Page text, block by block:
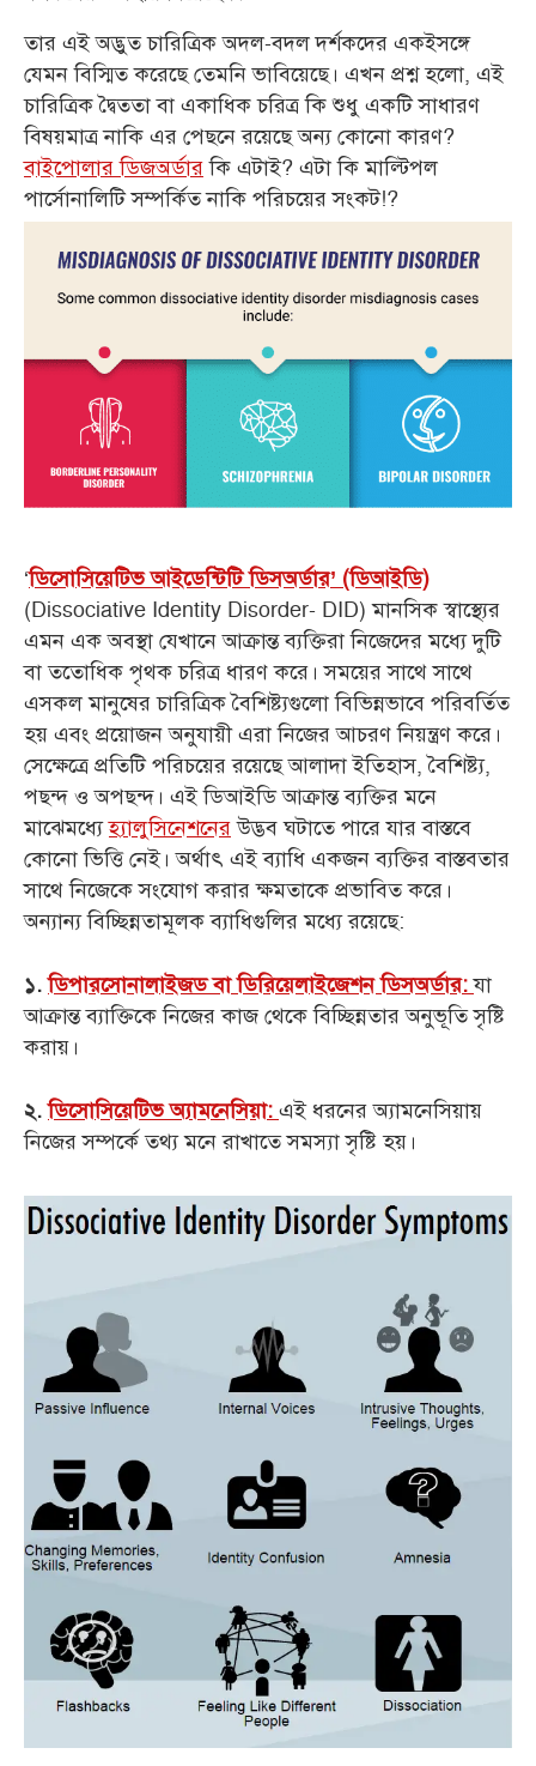
তার এই অদ্ভুত চারিত্রিক অদল-বদল দর্শকদের একইসঙ্গে
যেমন বিস্মিত করেছে তেমনি ভাবিয়েছে। এখন প্রশ্ন হলো, এই
চারিত্রিক দ্বৈততা বা একাধিক চরিত্র কি শুধু একটি সাধারণ
বিষয়মাত্র নাকি এর পেছনে রয়েছে অন্য কোনো কারণ?
বাইপোলার ডিজঅর্ডারকি এটাই? এটা কি মাল্টিপল
পার্সোনালিটি সম্পর্কিত নাকি পরিচয়ের সংকট!?
‘ডিসোসিয়েটিভ আইডেন্টিটি ডিসঅর্ডার’ (ডিআইডি)
(Dissociative Identity Disorder- DID) মানসিক স্বাস্থ্যের
এমন এক অবস্থা যেখানে আক্রান্ত ব্যক্তিরা নিজেদের মধ্যে দুটি
বা ততোধিক পৃথক চরিত্র ধারণ করে। সময়ের সাথে সাথে
এসকল মানুষের চারিত্রিক বৈশিষ্ট্যগুলো বিভিন্নভাবে পরিবর্তিত
হয় এবং প্রয়োজন অনুযায়ী এরা নিজের আচরণ নিয়ন্ত্রণ করে।
সেক্ষেত্রে প্রতিটি পরিচয়ের রয়েছে আলাদা ইতিহাস, বৈশিষ্ট্য,
পছন্দ ও অপছন্দ। এই ডিআইডি আক্রান্ত ব্যক্তির মনে
মাঝেমধ্যেহ্যালুসিনেশনেরউদ্ভব ঘটাতে পারে যার বাস্তবে
কোনো ভিত্তি নেই। অর্থাৎ এই ব্যাধি একজন ব্যক্তির বাস্তবতার
সাথে নিজেকে সংযোগ করার ক্ষমতাকে প্রভাবিত করে।
অন্যান্য বিচ্ছিন্নতামূলক ব্যাধিগুলির মধ্যে রয়েছে:
১.ডিপারসোনালাইজড বা ডিরিয়েলাইজেশন ডিসঅর্ডার:যা
আক্রান্ত ব্যাক্তিকে নিজের কাজ থেকে বিচ্ছিন্নতার অনুভূতি সৃষ্টি
করায়।
২.ডিসোসিয়েটিভ অ্যামনেসিয়া: এই ধরনের অ্যামনেসিয়ায়
নিজের সম্পর্কে তথ্য মনে রাখাতে সমস্যা সৃষ্টি হয়।